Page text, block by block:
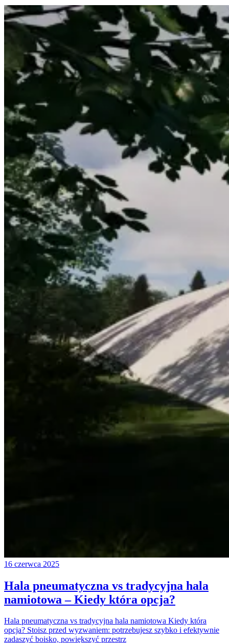
16 czerwca 2025
Hala pneumatyczna vs tradycyjna hala
namiotowa – Kiedy która opcja?
Hala pneumatyczna vs tradycyjna hala namiotowa Kiedy która
opcja? Stoisz przed wyzwaniem: potrzebujesz szybko i efektywnie
zadaszyć boisko, powiększyć przestrz